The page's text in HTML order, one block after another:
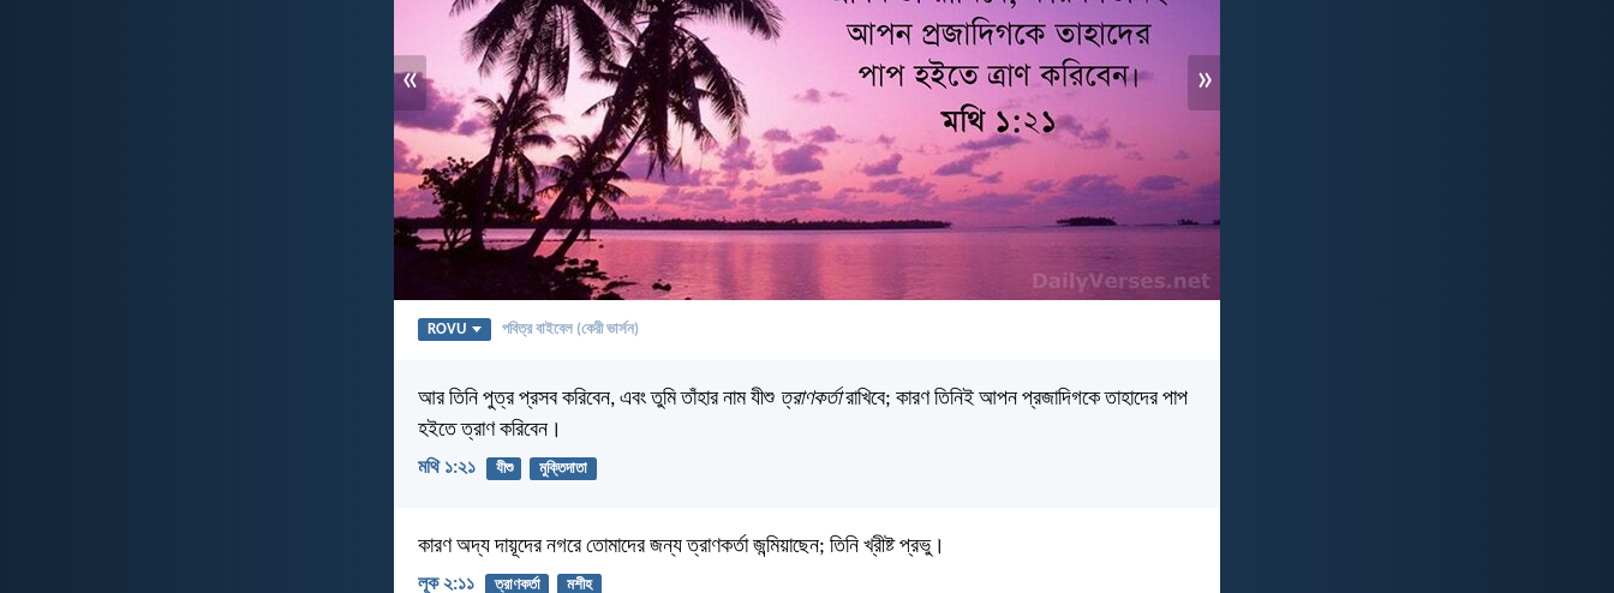
« »
ROVU পবিত্র বাইবেল (কেরী ভার্সন)
আর তিনি পুত্র প্রসব করিবেন, এবং তুমি তাঁহার নাম যীশু ত্রাণকর্তারাখিবে; কারণ তিনিই আপন প্রজাদিগকে তাহাদের পাপ
হইতে ত্রাণ করিবেন।
মথি ১:২১ যীশু মুক্তিদাতা
কারণ অদ্য দায়ূদের নগরে তোমাদের জন্য ত্রাণকর্তা জন্মিয়াছেন; তিনি খ্রীষ্ট প্রভু।
লূক ২:১১ ত্রাণকর্তা মশীহ